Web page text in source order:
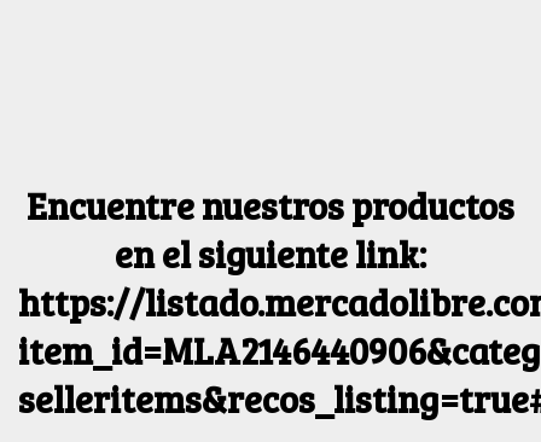
Encuentre nuestros productos
en el siguiente link:
https://